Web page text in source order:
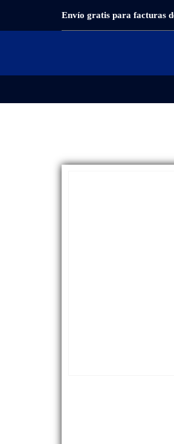
Envío gratis para facturas
PRODUCTOS